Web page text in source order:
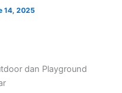
14, 2025
dan Playground